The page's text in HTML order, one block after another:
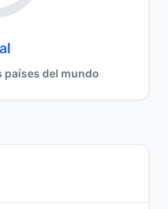
países del mundo